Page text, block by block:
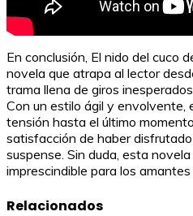
En conclusión, El nido del cuco
novela que atrapa al lector
trama llena de giros
Con un estilo ágil y envolvente,
tensión hasta el último
satisfacción de haber
suspense. Sin duda, esta
imprescindible para los
Relacionados